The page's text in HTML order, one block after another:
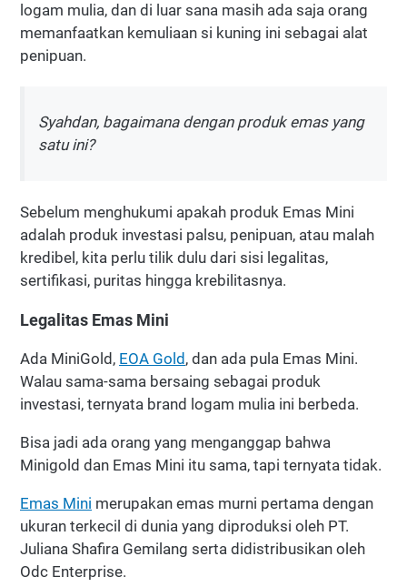
logam mulia, dan di luar sana masih ada saja orang
memanfaatkan kemuliaan si kuning ini sebagai alat
penipuan.
Syahdan, bagaimana dengan produk emas yang
satu ini?
Sebelum menghukumi apakah produk Emas Mini
adalah produk investasi palsu, penipuan, atau malah
kredibel, kita perlu tilik dulu dari sisi legalitas,
sertifikasi, puritas hingga krebilitasnya.
Legalitas Emas Mini
Ada MiniGold, EOA Gold, dan ada pula Emas Mini.
Walau sama-sama bersaing sebagai produk
investasi, ternyata brand logam mulia ini berbeda.
Bisa jadi ada orang yang menganggap bahwa
Minigold dan Emas Mini itu sama, tapi ternyata tidak.
Emas Mini merupakan emas murni pertama dengan
ukuran terkecil di dunia yang diproduksi oleh PT.
Juliana Shafira Gemilang serta didistribusikan oleh
Odc Enterprise.